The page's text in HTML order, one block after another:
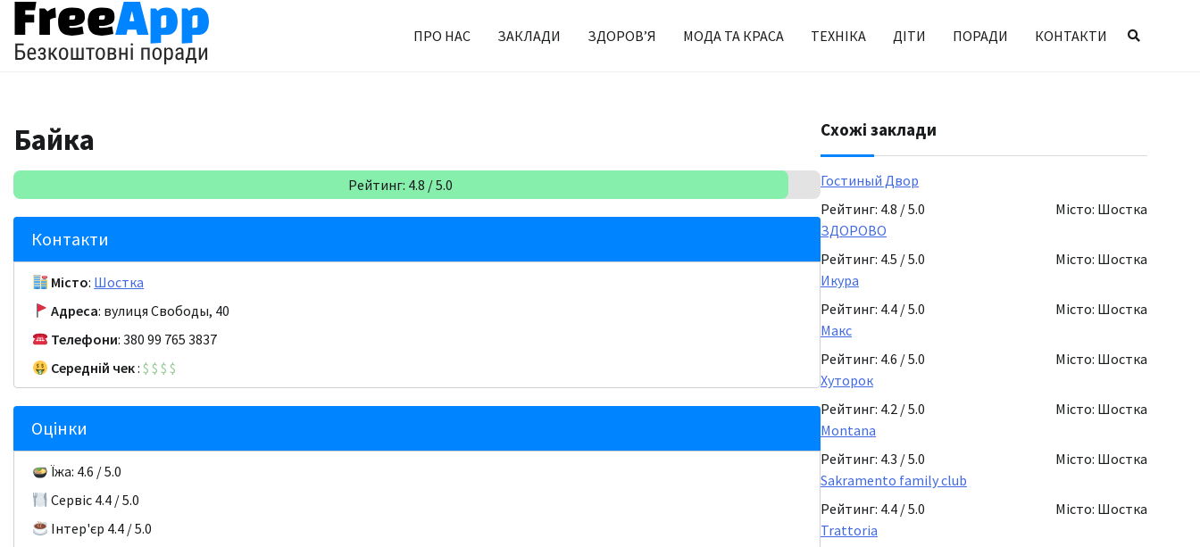
Перейти
до
вмісту
ПРО НАС ЗАКЛАДИ ЗДОРОВ’Я МОДА ТА КРАСА ТЕХНІКА ДІТИ ПОРАДИ КОНТАКТИ
Байка
Рейтинг: 4.8 / 5.0
Контакти
Місто: Шостка
Адреса: вулиця Свободы, 40
Телефони: 380 99 765 3837
Середній чек:$ $ $ $
Оцінки
Їжа: 4.6 / 5.0
Сервіс 4.4 / 5.0
Інтер'єр 4.4 / 5.0
Схожі заклади
Гостиный Двор
Рейтинг: 4.8 / 5.0
Місто: Шостка
ЗДОРОВО
Рейтинг: 4.5 / 5.0
Місто: Шостка
Икура
Рейтинг: 4.4 / 5.0
Місто: Шостка
Макс
Рейтинг: 4.6 / 5.0
Місто: Шостка
Хуторок
Рейтинг: 4.2 / 5.0
Місто: Шостка
Montana
Рейтинг: 4.3 / 5.0
Місто: Шостка
Sakramento family club
Рейтинг: 4.4 / 5.0
Місто: Шостка
Trattoria